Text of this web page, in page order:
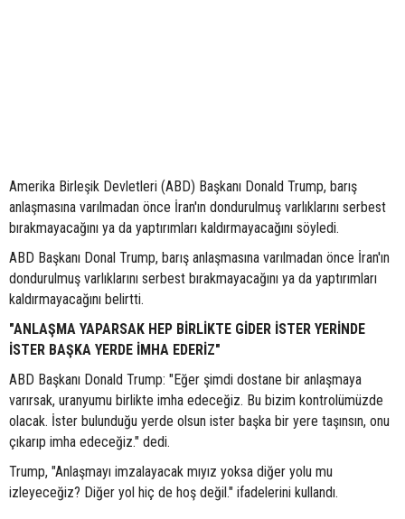
Amerika Birleşik Devletleri (ABD) Başkanı Donald Trump, barış
anlaşmasına varılmadan önce İran'ın dondurulmuş varlıklarını serbest
bırakmayacağını ya da yaptırımları kaldırmayacağını söyledi.
ABD Başkanı Donal Trump, barış anlaşmasına varılmadan önce İran'ın
dondurulmuş varlıklarını serbest bırakmayacağını ya da yaptırımları
kaldırmayacağını belirtti.
"ANLAŞMA YAPARSAK HEP BİRLİKTE GİDER İSTER YERİNDE
İSTER BAŞKA YERDE İMHA EDERİZ"
ABD Başkanı Donald Trump: "Eğer şimdi dostane bir anlaşmaya
varırsak, uranyumu birlikte imha edeceğiz. Bu bizim kontrolümüzde
olacak. İster bulunduğu yerde olsun ister başka bir yere taşınsın, onu
çıkarıp imha edeceğiz." dedi.
Trump, "Anlaşmayı imzalayacak mıyız yoksa diğer yolu mu
izleyeceğiz? Diğer yol hiç de hoş değil." ifadelerini kullandı.